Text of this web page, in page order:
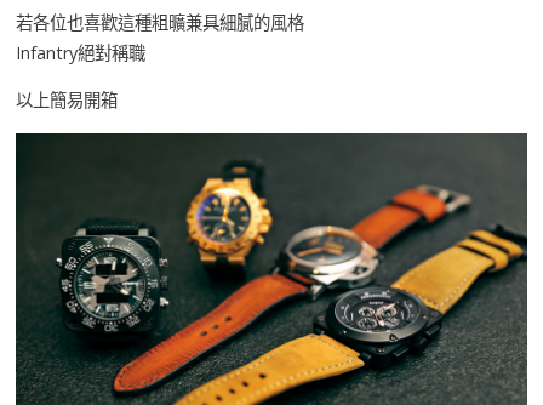
若各位也喜歡這種粗曠兼具細膩的風格
Infantry絕對稱職
以上簡易開箱